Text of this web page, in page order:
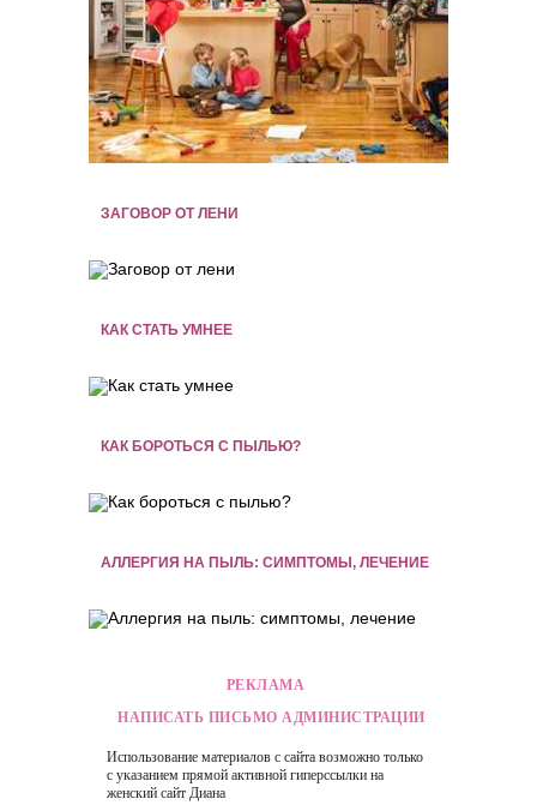
ЗАГОВОР ОТ ЛЕНИ
КАК СТАТЬ УМНЕЕ
КАК БОРОТЬСЯ С ПЫЛЬЮ?
АЛЛЕРГИЯ НА ПЫЛЬ: СИМПТОМЫ, ЛЕЧЕНИЕ
РЕКЛАМА
НАПИСАТЬ ПИСЬМО АДМИНИСТРАЦИИ
Использование материалов с сайта возможно только
с указанием прямой активной гиперссылки на
женский сайт Диана